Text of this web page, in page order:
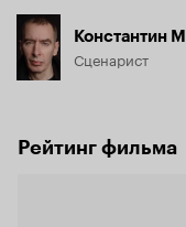
Константин
Сценарист
Рейтинг фильма